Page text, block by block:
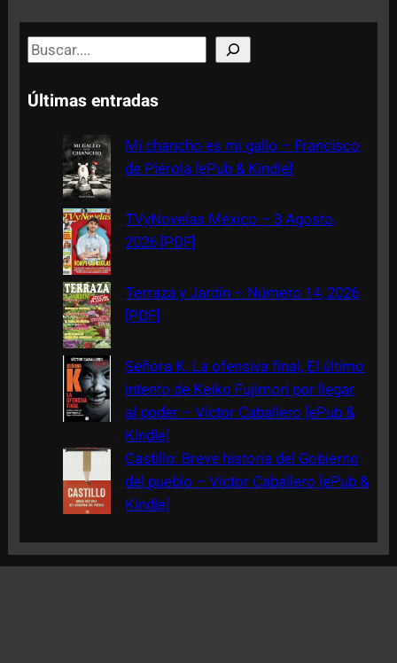
S
e
a
Últimas entradas
Mi chancho es mi gallo – Francisco
de Piérola [ePub & Kindle]
TVyNovelas México – 3 Agosto,
2026 [PDF]
Terraza y Jardín – Número 14, 2026
[PDF]
Señora K. La ofensiva final, El último
intento de Keiko Fujimori por llegar
al poder – Víctor Caballero [ePub &
Kindle]
Castillo: Breve historia del Gobierno
del pueblo – Víctor Caballero [ePub &
Kindle]